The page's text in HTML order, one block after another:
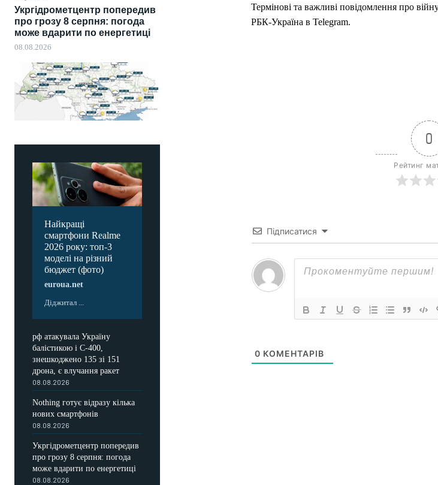
Укргідрометцентр попередив
про грозу 8 серпня: погода
може вдарити по енергетиці
08.08.2026
Найкращі
смартфони Realme
2026 року: топ-3
моделі на різний
бюджет (фото)
euroua.net
Діджитал ...
рф атакувала Україну
балістикою і С-400,
знешкоджено 135 зі 151
дрона, є влучання ракет
08.08.2026
Nothing готує відразу кілька
нових смартфонів
08.08.2026
Укргідрометцентр попередив
про грозу 8 серпня: погода
може вдарити по енергетиці
08.08.2026
Термінові та важливі повідомлення про
РБК-Україна в Telegram.
0
Рейтинг
Підписатися
0 КОМЕНТАРІВ